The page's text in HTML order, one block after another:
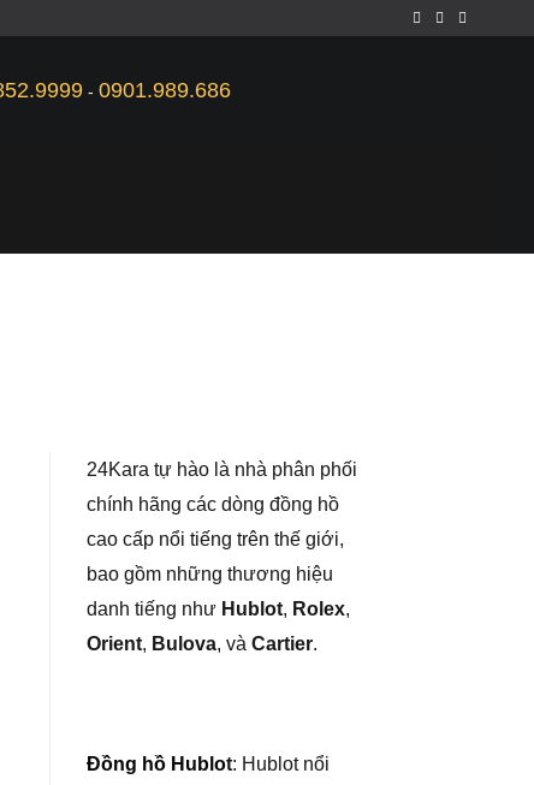
- 0901.989.686
24Kara tự hào là nhà phân phối
chính hãng các dòng đồng hồ
cao cấp nổi tiếng trên thế giới,
bao gồm những thương hiệu
danh tiếng như Hublot, Rolex,
Orient, Bulova, và Cartier.
Đồng hồ Hublot: Hublot nổi